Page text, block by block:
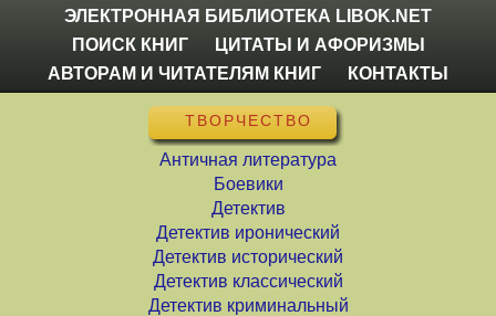
ЭЛЕКТРОННАЯ БИБЛИОТЕКА LIBOK.NET
ПОИСК КНИГ
ЦИТАТЫ И АФОРИЗМЫ
АВТОРАМ И ЧИТАТЕЛЯМ КНИГ
КОНТАКТЫ
ТВОРЧЕСТВО
Античная литература
Боевики
Детектив
Детектив иронический
Детектив исторический
Детектив классический
Детектив криминальный